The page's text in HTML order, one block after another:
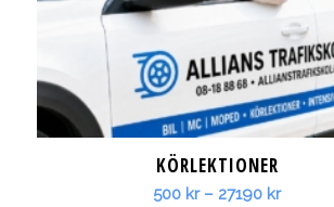
KÖRLEKTIONER
500 kr – 27190 kr